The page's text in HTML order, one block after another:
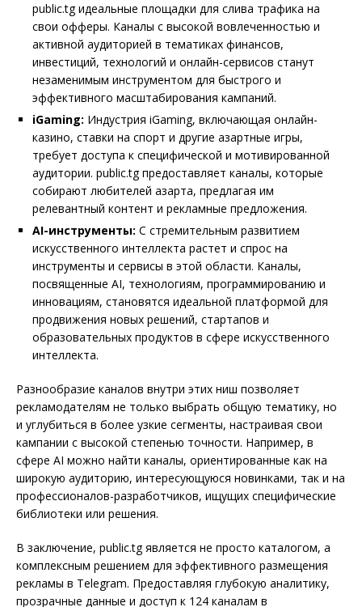
public.tg идеальные площадки для слива трафика на
свои офферы. Каналы с высокой вовлеченностью и
активной аудиторией в тематиках финансов,
инвестиций, технологий и онлайн-сервисов станут
незаменимым инструментом для быстрого и
эффективного масштабирования кампаний.
iGaming: Индустрия iGaming, включающая онлайн-
казино, ставки на спорт и другие азартные игры,
требует доступа к специфической и мотивированной
аудитории. public.tg предоставляет каналы, которые
собирают любителей азарта, предлагая им
релевантный контент и рекламные предложения.
AI-инструменты: С стремительным развитием
искусственного интеллекта растет и спрос на
инструменты и сервисы в этой области. Каналы,
посвященные AI, технологиям, программированию и
инновациям, становятся идеальной платформой для
продвижения новых решений, стартапов и
образовательных продуктов в сфере искусственного
интеллекта.
Разнообразие каналов внутри этих ниш позволяет
рекламодателям не только выбрать общую тематику, но
и углубиться в более узкие сегменты, настраивая свои
кампании с высокой степенью точности. Например, в
сфере AI можно найти каналы, ориентированные как на
широкую аудиторию, интересующуюся новинками, так и на
профессионалов-разработчиков, ищущих специфические
библиотеки или решения.
В заключение, public.tg является не просто каталогом, а
комплексным решением для эффективного размещения
рекламы в Telegram. Предоставляя глубокую аналитику,
прозрачные данные и доступ к 124 каналам в